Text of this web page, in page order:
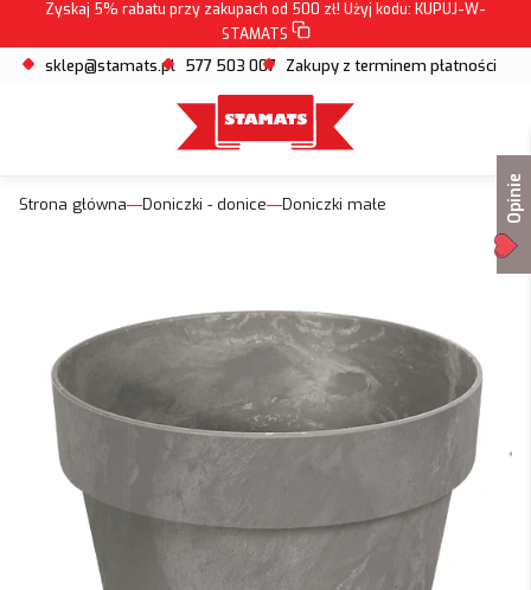
Zyskaj 5% rabatu przy zakupach od 500 zł! Użyj kodu: KUPUJ-W-
STAMATS
sklep@stamats.pl 577 503 007 Zakupy z terminem płatności
Strona główna Doniczki - donice Doniczki małe Opinie